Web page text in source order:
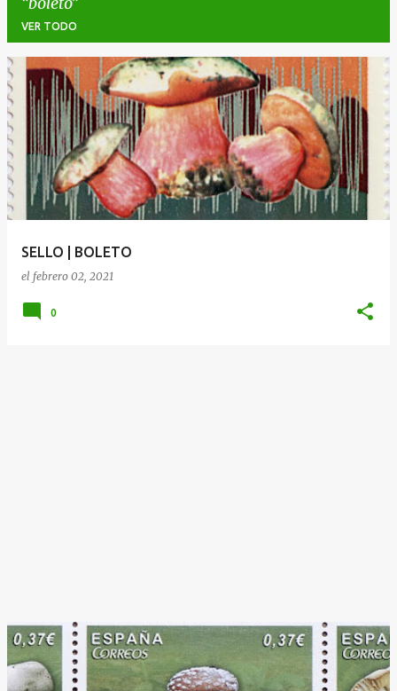
VER TODO
E
n
t
r
a
d
SELLO | BOLETO
el febrero 02, 2021
0